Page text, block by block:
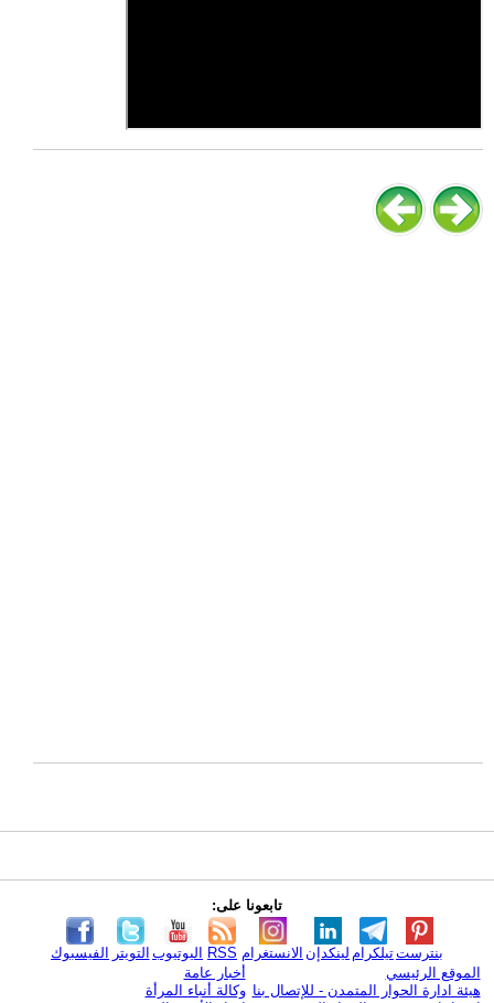
تابعونا على:
الفيسبوك التويتر اليوتيوب RSS الانستغرام لينكدإن تيلكرامبنترست
الموقع الرئيسي
هيئة ادارة الحوار المتمدن - للإتصال بنا
أخبار عامة
وكالة أنباء المرأة